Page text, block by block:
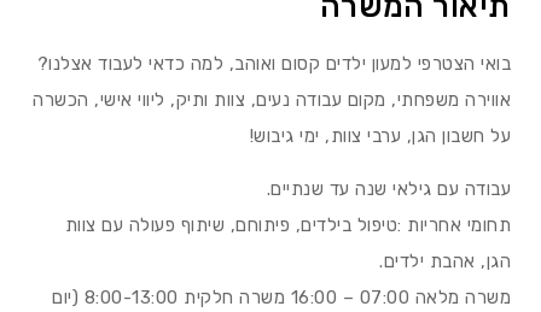
בואי הצטרפי למעון ילדים קסום ואוהב, למה כדאי לעבוד אצלנו?
אווירה משפחתי, מקום עבודה נעים, צוות ותיק, ליווי אישי, הכשרה
על חשבון הגן, ערבי צוות, ימי גיבוש!
עבודה עם גילאי שנה עד שנתיים.
תחומי אחריות :טיפול בילדים, פיתוחם, שיתוף פעולה עם צוות
הגן, אהבת ילדים.
משרה מלאה 07:00 – 16:00 משרה חלקית 8:00-13:00 (יום